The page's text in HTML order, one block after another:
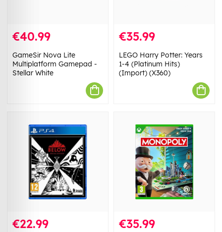
€40.99
GameSir Nova Lite
Multiplatform Gamepad -
Stellar White
€35.99
LEGO Harry Potter: Years
1-4 (Platinum Hits)
(Import) (X360)
€22.99 €35.99